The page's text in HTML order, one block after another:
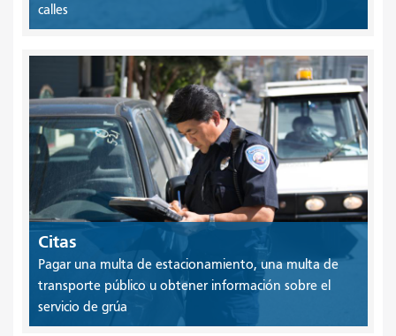
calles
Citas
Pagar una multa de estacionamiento, una multa de
transporte público u obtener información sobre el
servicio de grúa